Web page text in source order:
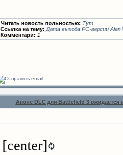
Читать новость польностью: Тут
Ссылка на тему: Дата выхода РС-версии Alan
Комментари: 1
Анонс DLC для Battlefield 3 ожидается
[center]